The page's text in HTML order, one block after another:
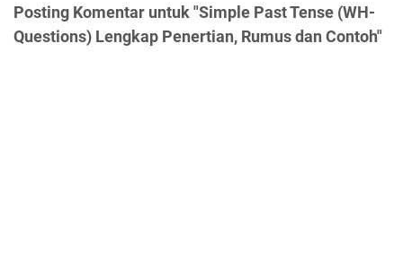
Posting Komentar untuk "Simple Past Tense (WH-
Questions) Lengkap Penertian, Rumus dan Contoh"